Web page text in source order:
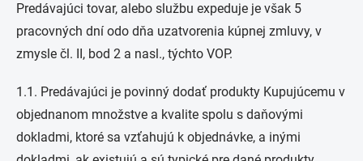
Predávajúci tovar, alebo službu expeduje je však 5
pracovných dní odo dňa uzatvorenia kúpnej zmluvy, v
zmysle čl. II, bod 2 a nasl., týchto VOP.
1.1. Predávajúci je povinný dodať produkty Kupujúcemu v
objednanom množstve a kvalite spolu s daňovými
dokladmi, ktoré sa vzťahujú k objednávke, a inými